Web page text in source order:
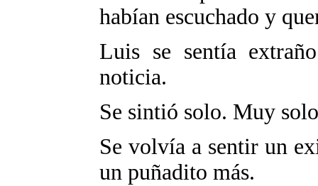
habían escuchado y
Luis se sentía
noticia.
Se sintió solo. Muy
Se volvía a sentir un
un puñadito más.